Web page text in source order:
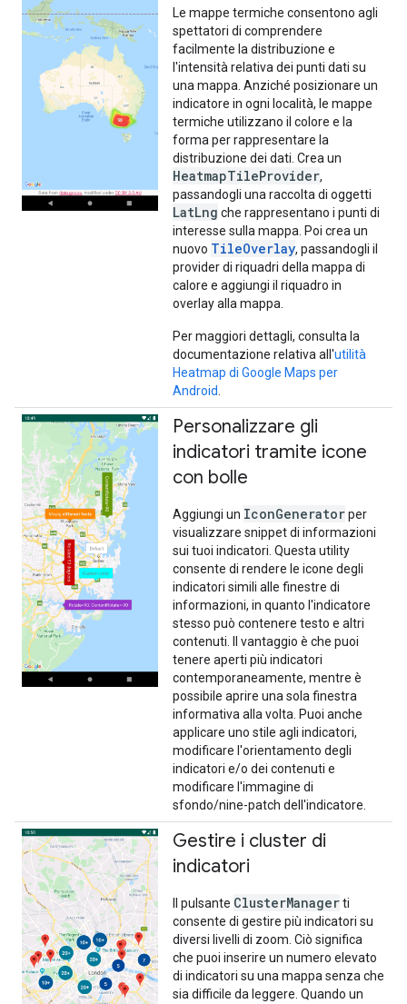
Le mappe termiche consentono agli
spettatori di comprendere
facilmente la distribuzione e
l'intensità relativa dei punti dati su
una mappa. Anziché posizionare un
indicatore in ogni località, le mappe
termiche utilizzano il colore e la
forma per rappresentare la
distribuzione dei dati. Crea un
HeatmapTileProvider,
passandogli una raccolta di oggetti
LatLng che rappresentano i punti di
interesse sulla mappa. Poi crea un
nuovo TileOverlay, passandogli il
provider di riquadri della mappa di
calore e aggiungi il riquadro in
overlay alla mappa.
Per maggiori dettagli, consulta la
documentazione relativa all'utilità
Heatmap di Google Maps per
Android
Personalizzare gli
indicatori tramite icone
con bolle
Aggiungi un IconGeneratorper
visualizzare snippet di informazioni
sui tuoi indicatori. Questa utility
consente di rendere le icone degli
indicatori simili alle finestre di
informazioni, in quanto l'indicatore
stesso può contenere testo e altri
contenuti. Il vantaggio è che puoi
tenere aperti più indicatori
contemporaneamente, mentre è
possibile aprire una sola finestra
informativa alla volta. Puoi anche
applicare uno stile agli indicatori,
modificare l'orientamento degli
indicatori e/o dei contenuti e
modificare l'immagine di
sfondo/nine-patch dell'indicatore.
Gestire i cluster di
indicatori
Il pulsante ClusterManagerti
consente di gestire più indicatori su
diversi livelli di zoom. Ciò significa
che puoi inserire un numero elevato
di indicatori su una mappa senza che
sia difficile da leggere. Quando un